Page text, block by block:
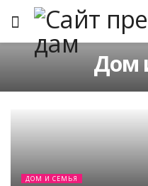
Дом
ДОМ И СЕМЬЯ